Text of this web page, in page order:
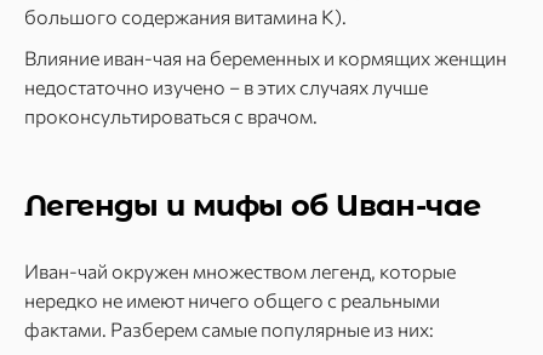
большого содержания витамина К).
Влияние иван-чая на беременных и кормящих женщин
недостаточно изучено – в этих случаях лучше
проконсультироваться с врачом.
Легенды и мифы об Иван-чае
Иван-чай окружен множеством легенд, которые
нередко не имеют ничего общего с реальными
фактами. Разберем самые популярные из них: